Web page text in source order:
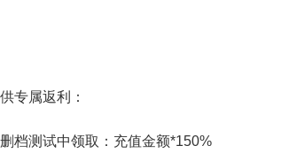
专属返利：
测试中领取：充值金额*150%